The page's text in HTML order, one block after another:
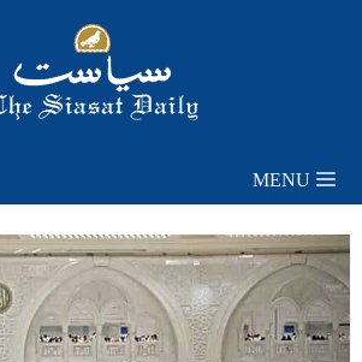
MENU